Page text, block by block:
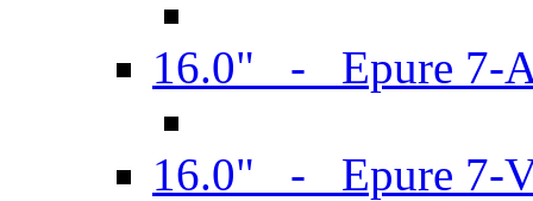
16.0" - Epure 7-
16.0" - Epure 7-